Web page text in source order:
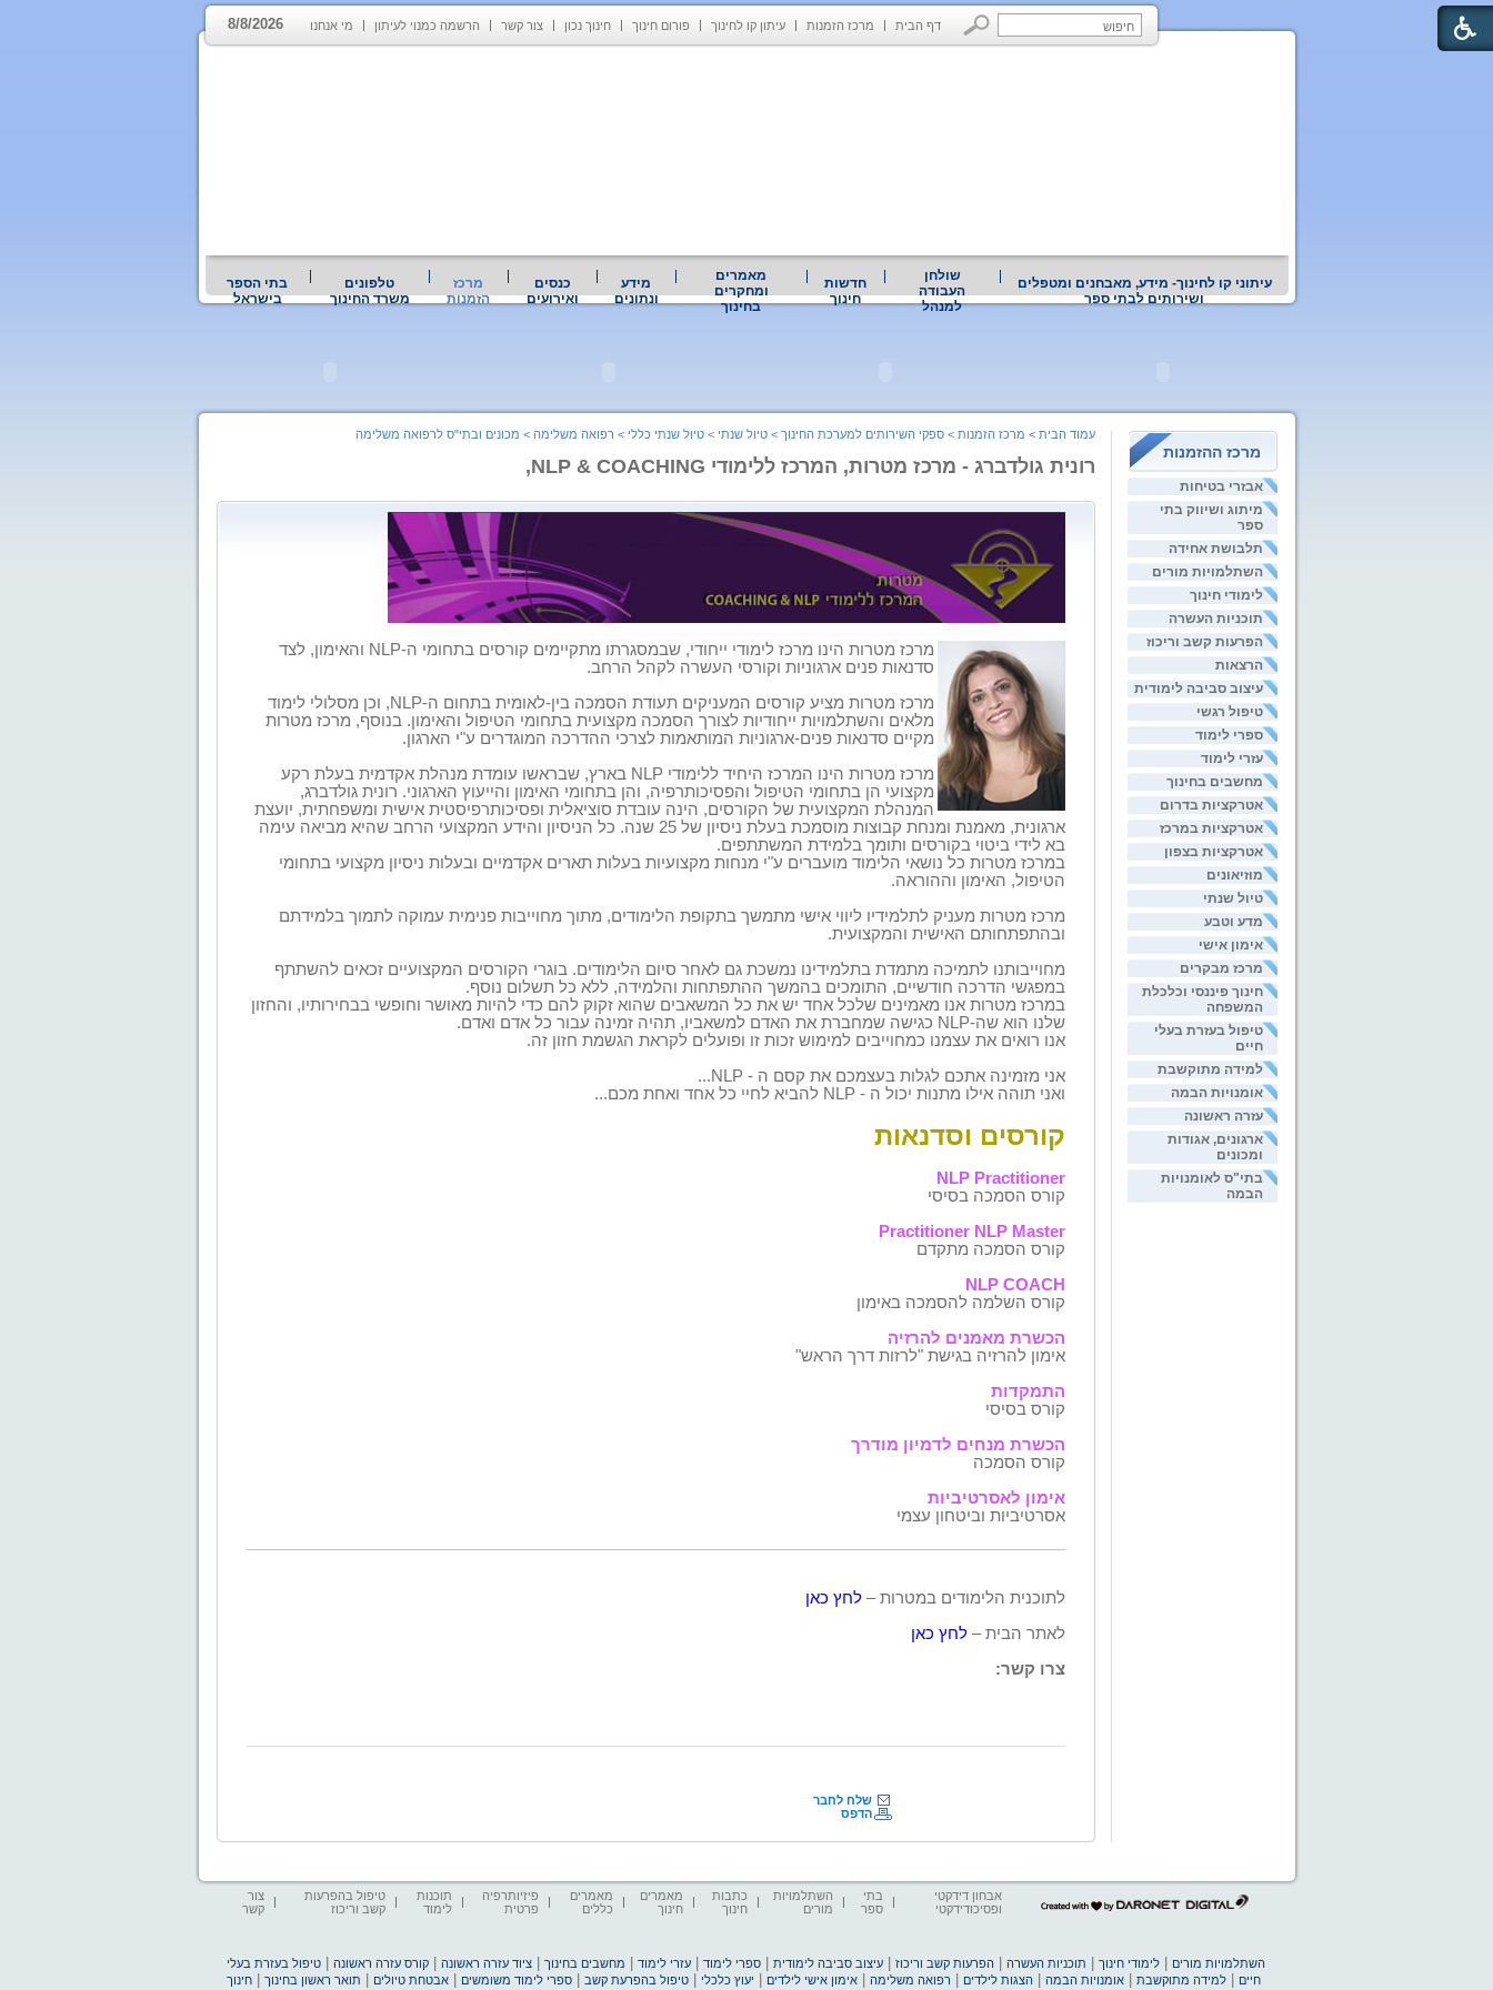
דף הבית מרכז הזמנות עיתון קו לחינוך פורום חינוך חינוך נכון צור קשר הרשמה כמנוי לעיתון מי אנחנו 8/8/2026
עיתוני קו לחינוך- מידע, מאבחנים ומטפלים
ושירותים לבתי ספר
שולחן
העבודה
למנהל
חדשות
חינוך
מאמרים
ומחקרים
בחינוך
מידע
ונתונים
כנסים
ואירועים
מרכז
הזמנות
טלפונים
משרד החינוך
בתי הספר
בישראל
מרכז ההזמנות
אבזרי בטיחות
מיתוג ושיווק בתי
ספר
תלבושת אחידה
השתלמויות מורים
לימודי חינוך
תוכניות העשרה
הפרעות קשב וריכוז
הרצאות
עיצוב סביבה לימודית
טיפול רגשי
ספרי לימוד
עזרי לימוד
מחשבים בחינוך
אטרקציות בדרום
אטרקציות במרכז
אטרקציות בצפון
מוזיאונים
טיול שנתי
מדע וטבע
אימון אישי
מרכז מבקרים
חינוך פיננסי וכלכלת
המשפחה
טיפול בעזרת בעלי
חיים
למידה מתוקשבת
אומנויות הבמה
עזרה ראשונה
ארגונים, אגודות
ומכונים
בתי"ס לאומנויות
הבמה
עמוד הבית > מרכז הזמנות > ספקי השירותים למערכת החינוך > טיול שנתי > טיול שנתי כללי > רפואה משלימה > מכונים ובתי"ס לרפואה משלימה
רונית גולדברג - מרכז מטרות, המרכז ללימודי NLP & COACHING,
מרכז מטרות הינו מרכז לימודי ייחודי, שבמסגרתו מתקיימים קורסים בתחומי ה-NLP והאימון, לצד
סדנאות פנים ארגוניות וקורסי העשרה לקהל הרחב.
מרכז מטרות מציע קורסים המעניקים תעודת הסמכה בין-לאומית בתחום ה-NLP, וכן מסלולי לימוד
מלאים והשתלמויות ייחודיות לצורך הסמכה מקצועית בתחומי הטיפול והאימון. בנוסף, מרכז מטרות
מקיים סדנאות פנים-ארגוניות המותאמות לצרכי ההדרכה המוגדרים ע"י הארגון.
מרכז מטרות הינו המרכז היחיד ללימודי NLP בארץ, שבראשו עומדת מנהלת אקדמית בעלת רקע
מקצועי הן בתחומי הטיפול והפסיכותרפיה, והן בתחומי האימון והייעוץ הארגוני. רונית גולדברג,
המנהלת המקצועית של הקורסים, הינה עובדת סוציאלית ופסיכותרפיסטית אישית ומשפחתית, יועצת
ארגונית, מאמנת ומנחת קבוצות מוסמכת בעלת ניסיון של 25 שנה. כל הניסיון והידע המקצועי הרחב שהיא מביאה עימה
בא לידי ביטוי בקורסים ותומך בלמידת המשתתפים.
במרכז מטרות כל נושאי הלימוד מועברים ע"י מנחות מקצועיות בעלות תארים אקדמיים ובעלות ניסיון מקצועי בתחומי
הטיפול, האימון וההוראה.
מרכז מטרות מעניק לתלמידיו ליווי אישי מתמשך בתקופת הלימודים, מתוך מחוייבות פנימית עמוקה לתמוך בלמידתם
ובהתפתחותם האישית והמקצועית.
מחוייבותנו לתמיכה מתמדת בתלמידינו נמשכת גם לאחר סיום הלימודים. בוגרי הקורסים המקצועיים זכאים להשתתף
במפגשי הדרכה חודשיים, התומכים בהמשך ההתפתחות והלמידה, ללא כל תשלום נוסף.
במרכז מטרות אנו מאמינים שלכל אחד יש את כל המשאבים שהוא זקוק להם כדי להיות מאושר וחופשי בבחירותיו, והחזון
שלנו הוא שה-NLP כגישה שמחברת את האדם למשאביו, תהיה זמינה עבור כל אדם ואדם.
אנו רואים את עצמנו כמחוייבים למימוש זכות זו ופועלים לקראת הגשמת חזון זה.
אני מזמינה אתכם לגלות בעצמכם את קסם ה -NLP
...
ואני תוהה אילו מתנות יכול ה -NLP להביא לחיי כל אחד ואחת מכם...
קורסים וסדנאות
NLP Practitioner
קורס הסמכה בסיסי
NLP Master
Practitioner
קורס הסמכה מתקדם
NLP COACH
קורס השלמה להסמכה באימון
הכשרת מאמנים להרזיה
אימון להרזיה בגישת "לרזות דרך הראש"
התמקדות
קורס בסיסי
הכשרת מנחים לדמיון מודרך
קורס הסמכה
אימון לאסרטיביות
אסרטיביות וביטחון עצמי
לתוכנית הלימודים במטרות –לחץ כאן
לאתר הבית –לחץ כאן
צרו קשר:
שלח לחבר
הדפס
דרונט
אתרים,
בניית
אבחון דידקטי
ופסיכודידקטי
בתי
ספר
השתלמויות
מורים
כתבות
חינוך
מאמרים
חינוך
מאמרים
כללים
פיזיותרפיה
פרטית
תוכנות
לימוד
טיפול בהפרעות
קשב וריכוז
צור
קשר
השתלמויות מורים |לימודי חינוך תוכניות העשרה הפרעות קשב וריכוז |עיצוב סביבה לימודית |ספרי לימוד |עזרי לימוד מחשבים בחינוך |ציוד עזרה ראשונה |קורס עזרה ראשונה |טיפול בעזרת בעלי
חיים
|למידה מתוקשבת |אומנויות הבמה הצגות לילדים רפואה משלימה |אימון אישי לילדים יעוץ כלכלי |טיפול בהפרעת קשב |ספרי לימוד משומשים |אבטחת טיולים תואר ראשון בחינוך |חינוך